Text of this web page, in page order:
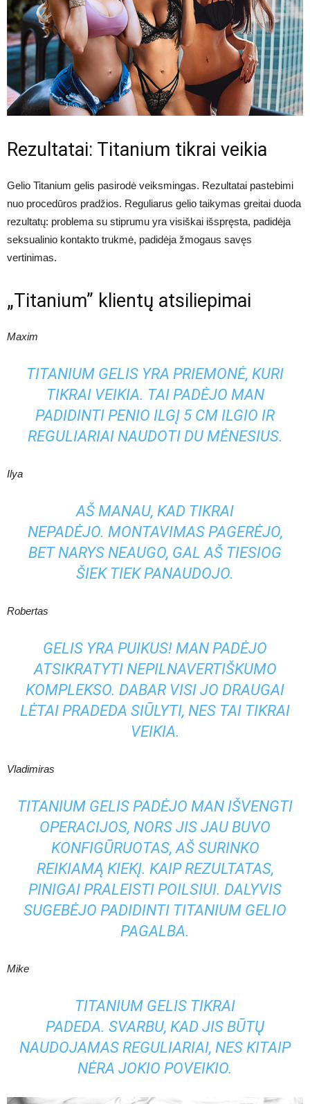
Rezultatai: Titanium tikrai veikia
Gelio Titanium gelis pasirodė veiksmingas. Rezultatai pastebimi
nuo procedūros pradžios. Reguliarus gelio taikymas greitai duoda
rezultatų: problema su stiprumu yra visiškai išspręsta, padidėja
seksualinio kontakto trukmė, padidėja žmogaus savęs
vertinimas.
„Titanium” klientų atsiliepimai
Maxim
TITANIUM GELIS YRA PRIEMONĖ, KURI
TIKRAI VEIKIA. TAI PADĖJO MAN
PADIDINTI PENIO ILGĮ 5 CM ILGIO IR
REGULIARIAI NAUDOTI DU MĖNESIUS.
Ilya
AŠ MANAU, KAD TIKRAI
NEPADĖJO. MONTAVIMAS PAGERĖJO,
BET NARYS NEAUGO, GAL AŠ TIESIOG
ŠIEK TIEK PANAUDOJO.
Robertas
GELIS YRA PUIKUS! MAN PADĖJO
ATSIKRATYTI NEPILNAVERTIŠKUMO
KOMPLEKSO. DABAR VISI JO DRAUGAI
LĖTAI PRADEDA SIŪLYTI, NES TAI TIKRAI
VEIKIA.
Vladimiras
TITANIUM GELIS PADĖJO MAN IŠVENGTI
OPERACIJOS, NORS JIS JAU BUVO
KONFIGŪRUOTAS, AŠ SURINKO
REIKIAMĄ KIEKĮ. KAIP REZULTATAS,
PINIGAI PRALEISTI POILSIUI. DALYVIS
SUGEBĖJO PADIDINTI TITANIUM GELIO
PAGALBA.
Mike
TITANIUM GELIS TIKRAI
PADEDA. SVARBU, KAD JIS BŪTŲ
NAUDOJAMAS REGULIARIAI, NES KITAIP
NĖRA JOKIO POVEIKIO.